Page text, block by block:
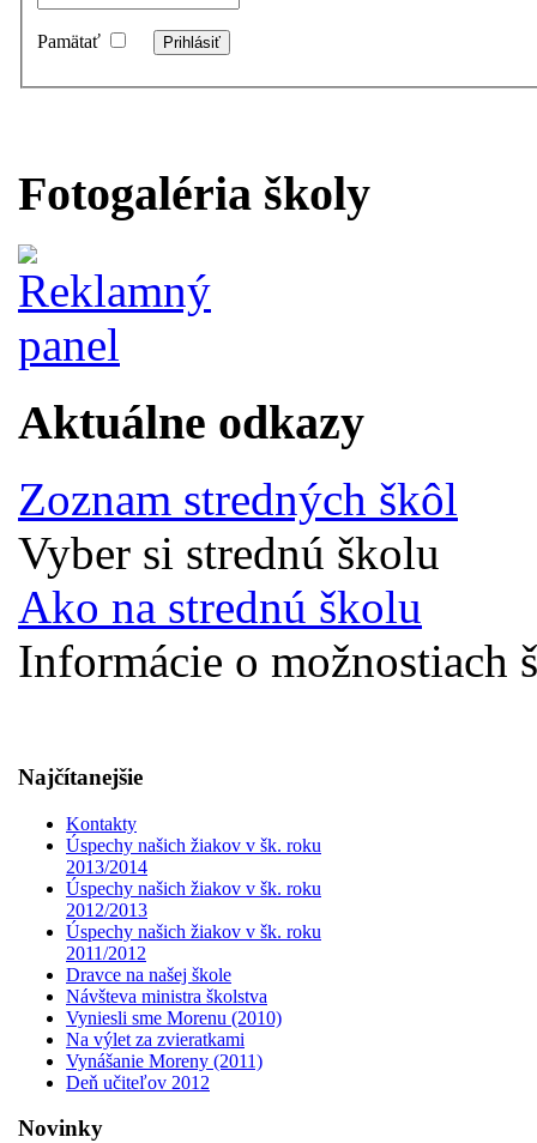
Pamätať
Fotogaléria školy
Aktuálne odkazy
Zoznam stredných škôl
Vyber si strednú školu
Ako na strednú školu
Informácie o možnostiach
Najčítanejšie
Kontakty
Úspechy našich žiakov v šk. roku
2013/2014
Úspechy našich žiakov v šk. roku
2012/2013
Úspechy našich žiakov v šk. roku
2011/2012
Dravce na našej škole
Návšteva ministra školstva
Vyniesli sme Morenu (2010)
Na výlet za zvieratkami
Vynášanie Moreny (2011)
Deň učiteľov 2012
Novinky